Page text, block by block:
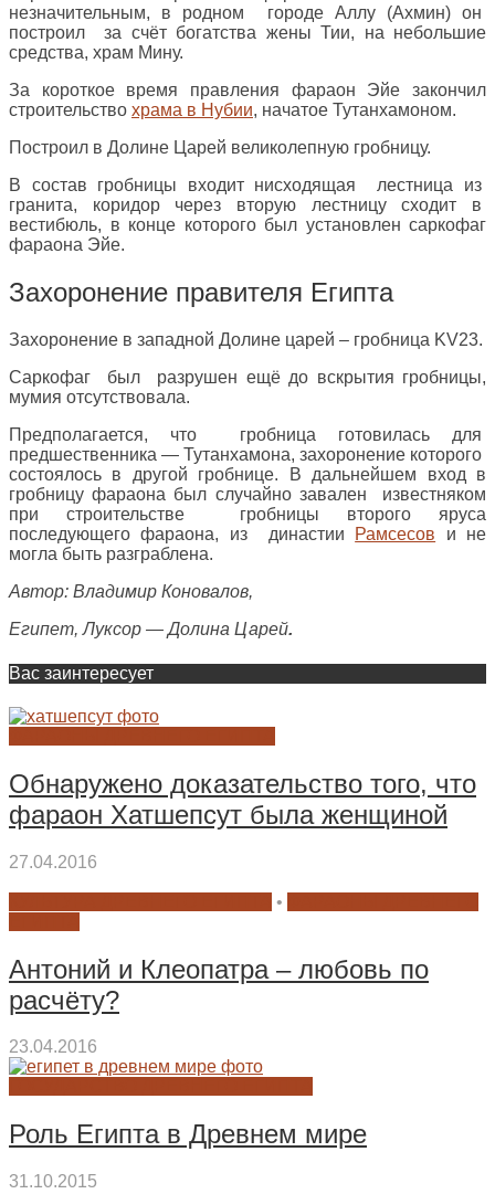
незначительным, в родном городе Аллу (Ахмин) он
построил за счёт богатства жены Тии, на небольшие
средства, храм Мину.
За короткое время правления фараон Эйе закончил
строительство храма в Нубии, начатое Тутанхамоном.
Построил в Долине Царей великолепную гробницу.
В состав гробницы входит нисходящая лестница из
гранита, коридор через вторую лестницу сходит в
вестибюль, в конце которого был установлен саркофаг
фараона Эйе.
Захоронение правителя Египта
Захоронение в западной Долине царей – гробница KV23.
Саркофаг был разрушен ещё до вскрытия гробницы,
мумия отсутствовала.
Предполагается, что гробница готовилась для
предшественника — Тутанхамона, захоронение которого
состоялось в другой гробнице. В дальнейшем вход в
гробницу фараона был случайно завален известняком
при строительстве гробницы второго яруса
последующего фараона, из династии
Рамсесов и не
могла быть разграблена.
Автор: Владимир Коновалов,
Египет, Луксор — Долина Царей.
Вас заинтересует
Обнаружено доказательство того, что
фараон Хатшепсут была женщиной
27.04.2016
•
Антоний и Клеопатра – любовь по
расчёту?
23.04.2016
Роль Египта в Древнем мире
31.10.2015